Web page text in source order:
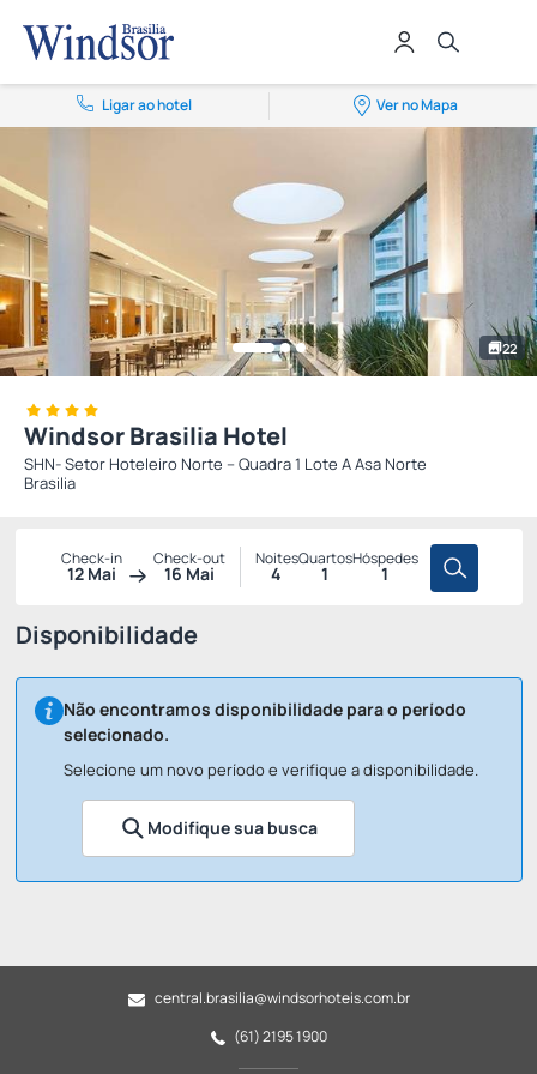
Ligar ao hotel Ver no Mapa
22
Windsor Brasilia Hotel
SHN- Setor Hoteleiro Norte – Quadra 1 Lote A Asa Norte
Brasilia
Check-in
12 Mai
Check-out
16 Mai
Noites
4
Quartos
1
Hóspedes
1
Disponibilidade
Não encontramos disponibilidade para o período
selecionado.
Selecione um novo período e verifique a disponibilidade.
Modifique sua busca
central.brasilia@windsorhoteis.com.br
(61) 2195 1900